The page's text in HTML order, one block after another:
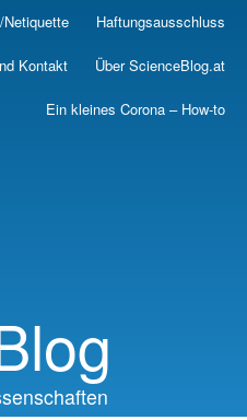
Skip
main
Netiquette Haftungsausschluss
Kontakt Über ScienceBlog.at
Ein kleines Corona – How-to